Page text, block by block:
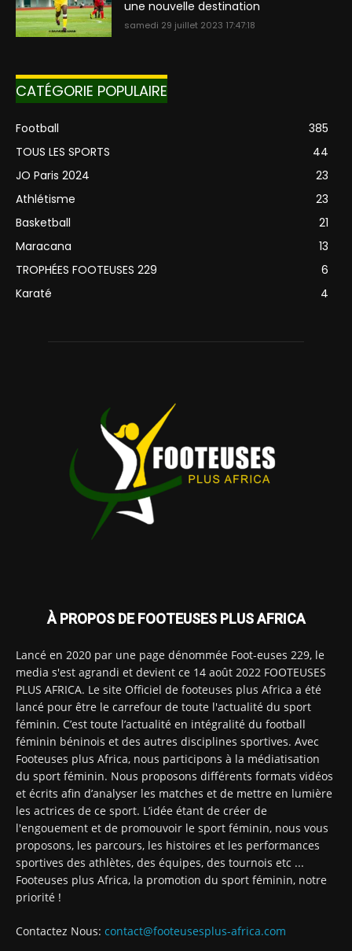
une nouvelle destination
samedi 29 juillet 2023 17:47:18
CATÉGORIE POPULAIRE
Football
385
TOUS LES SPORTS
44
JO Paris 2024
23
Athlétisme
23
Basketball
21
Maracana
13
TROPHÉES FOOTEUSES 229
6
Karaté
4
À PROPOS DE FOOTEUSES PLUS AFRICA
Lancé en 2020 par une page dénommée Foot-euses 229, le
media s'est agrandi et devient ce 14 août 2022 FOOTEUSES
PLUS AFRICA. Le site Officiel de footeuses plus Africa a été
lancé pour être le carrefour de toute l'actualité du sport
féminin. C’est toute l’actualité en intégralité du football
féminin béninois et des autres disciplines sportives. Avec
Footeuses plus Africa, nous participons à la médiatisation
du sport féminin. Nous proposons différents formats vidéos
et écrits afin d’analyser les matches et de mettre en lumière
les actrices de ce sport. L’idée étant de créer de
l'engouement et de promouvoir le sport féminin, nous vous
proposons, les parcours, les histoires et les performances
sportives des athlètes, des équipes, des tournois etc ...
Footeuses plus Africa, la promotion du sport féminin, notre
priorité !
Contactez Nous: contact@footeusesplus-africa.com